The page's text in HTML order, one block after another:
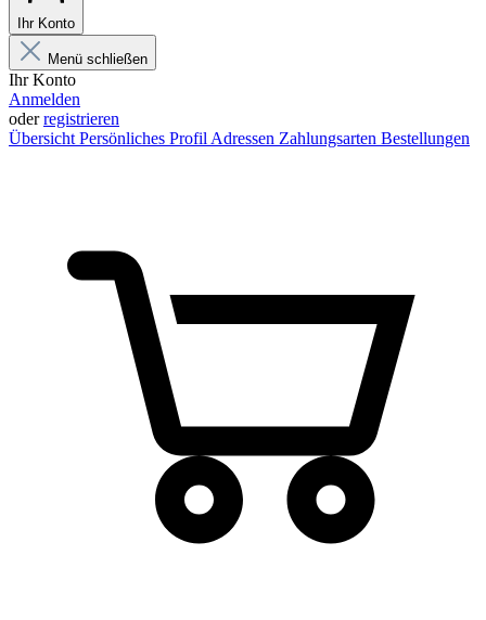
Ihr Konto
Menü schließen
Ihr Konto
Anmelden
oderregistrieren
Übersicht Persönliches Profil Adressen Zahlungsarten Bestellungen